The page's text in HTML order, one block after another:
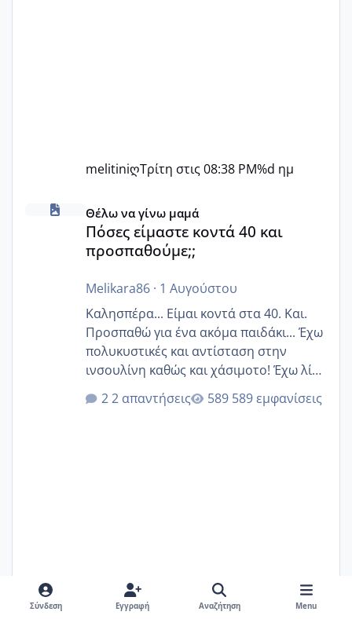
melitiniღΤρίτη στις 08:38 PM%d ημ
Πόσες είμαστε κοντά 40 και προσπαθούμε;;
Θέλω να γίνω μαμά
Πόσες είμαστε κοντά 40 και
προσπαθούμε;;
Melikara86· 1 Αυγούστου
Καλησπέρα... Είμαι κοντά στα 40. Και.
Προσπαθώ για ένα ακόμα παιδάκι... Έχω
πολυκυστικές και αντίσταση στην
ινσουλίνη καθώς και χάσιμοτο! Έχω λίγα
κιλά παραπάνω και όσο κ αν προσπαθώ
δεν χάνω εύκολα! Προσπαθώ για ακόμη
2 απαντήσεις 589 εμφανίσεις
Melikara86 1 Αυγούστου
Σύνδεση Εγγραφή Αναζήτηση Menu